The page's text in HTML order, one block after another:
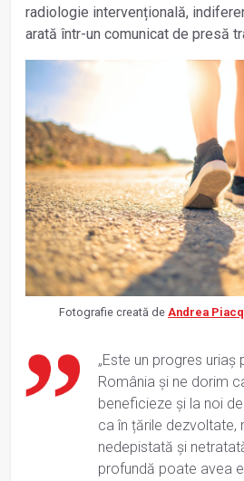
radiologie intervențională,
arată într-un comunicat de presă
Fotografie creată de Andrea
„Este un progres uriaș
România și ne dorim
beneficieze și la noi
ca în țările dezvoltate,
nedepistată și
profundă poate avea